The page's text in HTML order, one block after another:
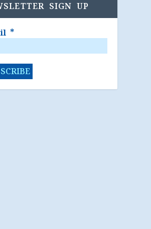
SIGN UP
*